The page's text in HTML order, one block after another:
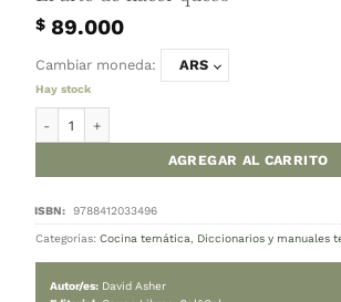
COCINA TEMÁTICA
$89.000
Cambiar moneda: